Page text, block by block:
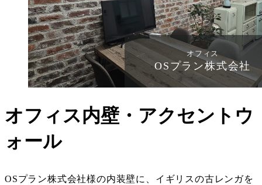
オフィス
OSプラン株式会社
オフィス内壁・アクセントウ
ォール
OSプラン株式会社様の内装壁に、イギリスの古レンガを